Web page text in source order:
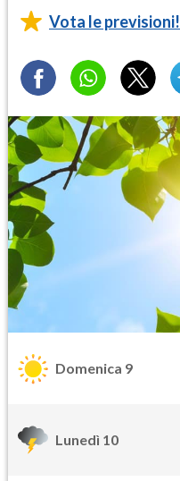
Vota le previsioni!
Domenica 9
Lunedì 10